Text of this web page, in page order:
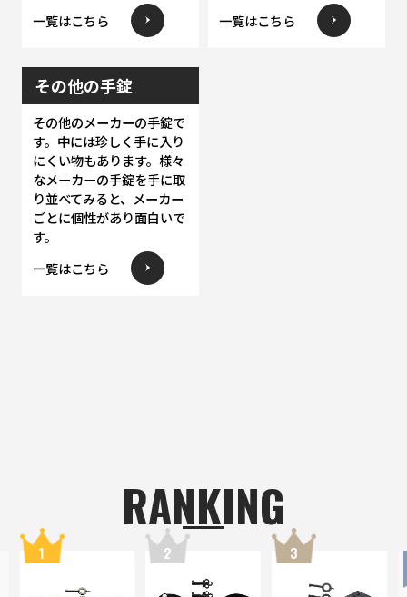
一覧はこちら
一覧はこちら
その他の手錠
その他のメーカーの手錠で
す。中には珍しく手に入り
にくい物もあります。様々
なメーカーの手錠を手に取
り並べてみると、メーカー
ごとに個性があり面白いで
す。
一覧はこちら
RANKING
1 2 3